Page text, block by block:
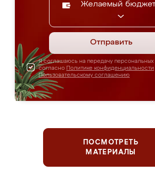
Желаемый
Отправить
Я соглашаюсь на передачу персональных
согласно Политике конфиденциальности
Пользовательскому соглашению
ПОСМОТРЕТЬ
МАТЕРИАЛЫ